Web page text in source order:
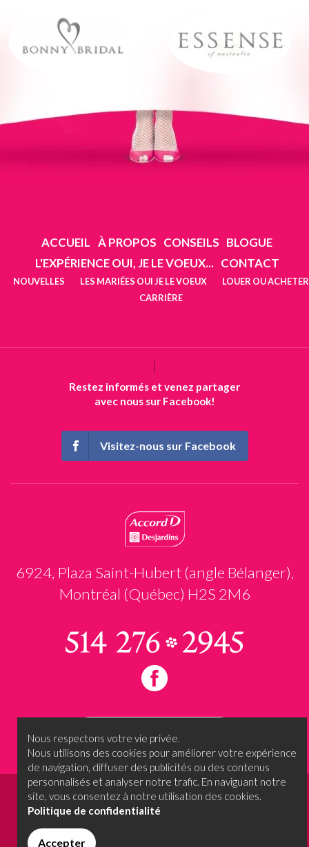
ACCUEIL À PROPOS CONSEILS BLOGUE
L'EXPÉRIENCE OUI, JE LE VOEUX... CONTACT
NOUVELLES LES MARIÉES OUI JE LE VOEUX
LOUER OU ACHETER
CARRIÈRE
Restez informés et venez partager
avec nous sur Facebook!
Visitez-nous sur Facebook
6924, Plaza Saint-Hubert (angle Bélanger),
Montréal (Québec) H2S 2M6
Prendre rendez-vous
© 2026 - Oui, je le voeux....
Nous respectons votre vie privée.
Nous utilisons des cookies pour améliorer votre expérience
de navigation, diffuser des publicités ou des contenus
personnalisés et analyser notre trafic. En naviguant notre
site, vous consentez à notre utilisation des cookies.
Politique de confidentialité
Accepter